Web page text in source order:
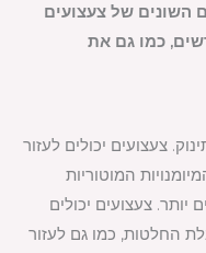
השונים של צעצועים
בגילאי 0-12 חודשים, כמו גם את
צעצועים יכולים לעזור
המוטוריות
יותר. צעצועים יכולים
החלטות, כמו גם לעזור